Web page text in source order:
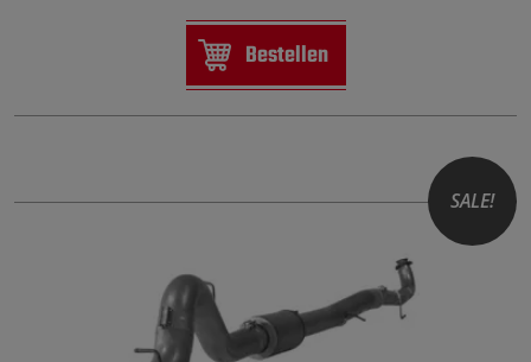
Bestellen
SALE!